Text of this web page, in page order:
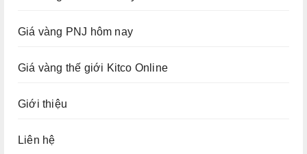
Giá vàng PNJ hôm nay
Giá vàng thế giới Kitco Online
Giới thiệu
Liên hệ